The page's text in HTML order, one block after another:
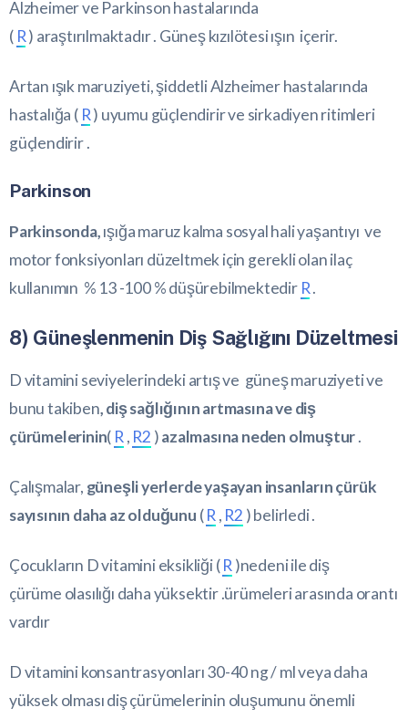
Alzheimer ve Parkinson hastalarında
( R) araştırılmaktadır . Güneş kızılötesi ışın içerir.
Artan ışık maruziyeti, şiddetli Alzheimer hastalarında
hastalığa ( R) uyumu güçlendirir ve sirkadiyen ritimleri
güçlendirir .
Parkinson
Parkinsonda,ışığa maruz kalma sosyal hali yaşantıyı ve
motor fonksiyonları düzeltmek için gerekli olan ilaç
kullanımın % 13 -100 % düşürebilmektedir R.
8) Güneşlenmenin Diş Sağlığını Düzeltmesi
D vitamini seviyelerindeki artış ve güneş maruziyeti ve
bunu takiben, diş sağlığının artmasına ve diş
çürümelerinin( R, R2 )azalmasına neden olmuştur.
Çalışmalar, güneşli yerlerde yaşayan insanların çürük
sayısının daha az olduğunu (R, R2 ) belirledi .
Çocukların D vitamini eksikliği (R)nedeni ile diş
çürüme olasılığı daha yüksektir .ürümeleri arasında orantı
vardır
D vitamini konsantrasyonları 30-40 ng / ml veya daha
yüksek olması diş çürümelerinin oluşumunu önemli